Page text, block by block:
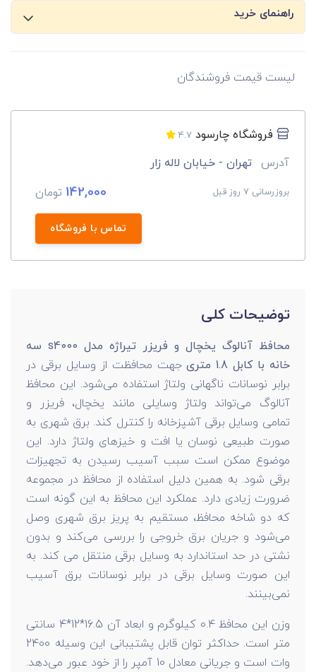
راهنمای خرید
لیست قیمت فروشندگان
فروشگاه چارسود 4.7
آدرس تهران - خیابان لاله زار
بروزرسانی 7 روز قبل 142,000 تومان
تماس با فروشگاه
توضیحات کلی
محافظ آنالوگ یخچال و فریزر تیراژه مدل s4000 سه
خانه با کابل 1.8 متری
جهت محافظت از وسایل برقی در
برابر نوسانات ناگهانی ولتاژ استفاده می‌شود. این محافظ
آنالوگ می‌تواند ولتاژ وسایلی مانند یخچال، فریزر و
تمامی وسایل برقی آشپزخانه را کنترل کند. برق شهری به
صورت طبیعی نوسان یا افت و خیزهای ولتاژ دارد. این
موضوع ممکن است سبب آسیب رسیدن به تجهیزات
برقی شود. به همین دلیل استفاده از محافظ در مجموعه
ضرورت زیادی دارد. عملکرد این محافظ به این گونه است
که دو شاخه محافظ، مستقیم به پریز برق شهری وصل
می‌شود و جریان برق خروجی را بررسی می‌کند و بدون
نشتی در حد استاندارد به وسایل برقی منتقل می کند. به
این صورت وسایل برقی در برابر نوسانات برق آسیب
نمی‌بینند.
وزن این محافظ 0.4 کیلوگرم و ابعاد آن 16.5*12*4 سانتی
متر است. حداکثر توان قابل پشتیبانی این وسیله 2400
وات است و جریانی معادل 10 آمپر را از خود عبور می‌دهد.